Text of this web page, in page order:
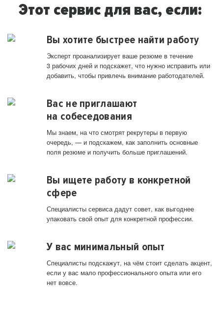
Этот сервис для вас, если:
Вы хотите быстрее найти работу
Эксперт проанализирует ваше резюме в течение
3 рабочих дней и подскажет, что нужно исправить или
добавить, чтобы привлечь внимание работодателей.
Вас не приглашают
на собеседования
Мы знаем, на что смотрят рекрутеры в первую
очередь, — и подскажем, как заполнить основные
поля резюме и получить больше приглашений.
Вы ищете работу в конкретной
сфере
Специалисты сервиса дадут совет, как выгоднее
упаковать свой опыт для конкретной профессии.
У вас минимальный опыт
Специалисты подскажут, на чём стоит сделать акцент,
если у вас мало профессионального опыта или его
нет вовсе.